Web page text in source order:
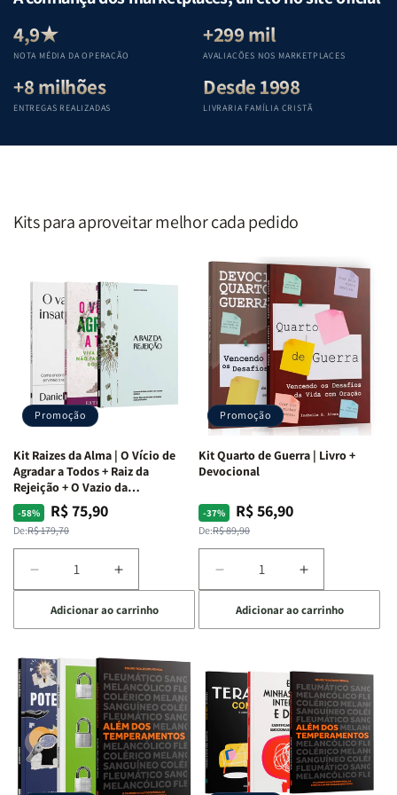
Equipe
Teológica
Penkal
Equipe
Penkal
Equipe
Teológica
Penkal
Equipe
4,9★
NOTA MÉDIA DA OPERAÇÃO
+299 mil
AVALIAÇÕES NOS MARKETPLACES
+8 milhões
ENTREGAS REALIZADAS
Desde 1998
LIVRARIA FAMÍLIA CRISTÃ
Kits para aproveitar melhor cada pedido
Promoção
Kit Raizes da Alma | O Vício de
Agradar a Todos + Raiz da
Rejeição + O Vazio da
Insatisfação.
-58%
Preço
normal
De:R$ 179,70
Preço
promocional
R$ 75,90
Diminuir
a
quantidade
de
Raizes
da
Alma
|
O
Vício
Aumentar
a
quantidade
de
Raizes
da
Alma
|
O
Vício
de
Adicionar ao carrinho
Promoção
Kit Quarto de Guerra | Livro +
Devocional
-37%
Preço
normal
De:R$ 89,90
Preço
promocional
R$ 56,90
Diminuir
a
quantidade
de
Quarto
de
Guerra
Livro
+
Devocional
Aumentar
a
quantidade
de
Quarto
de
Guerra
|
Livro
+
Devocional
Adicionar ao carrinho